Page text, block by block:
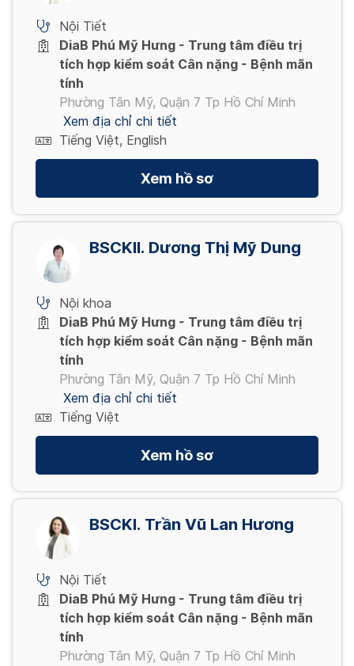
Bền vững(KSMES_12M)
48 tuần
15,700,000 VND
14 ngày
1,800,000 VND
Bệnh lý(SM_BL)
14 ngày
DRC_4W
4 tuần
3,600,000 VND
8,400,000 VND
Nội Tiết
DiaB Phú Mỹ Hưng - Trung tâm điều trị
tích hợp kiểm soát Cân nặng - Bệnh mãn
tính
Phường Tân Mỹ, Quận 7 Tp Hồ Chí Minh
Xem địa chỉ chi tiết
Tiếng Việt, English
Xem hồ sơ
BSCKII. Dương Thị Mỹ Dung
Nội khoa
DiaB Phú Mỹ Hưng - Trung tâm điều trị
tích hợp kiểm soát Cân nặng - Bệnh mãn
tính
Phường Tân Mỹ, Quận 7 Tp Hồ Chí Minh
Xem địa chỉ chi tiết
Tiếng Việt
Xem hồ sơ
BSCKI. Trần Vũ Lan Hương
Nội Tiết
DiaB Phú Mỹ Hưng - Trung tâm điều trị
tích hợp kiểm soát Cân nặng - Bệnh mãn
tính
Phường Tân Mỹ, Quận 7 Tp Hồ Chí Minh